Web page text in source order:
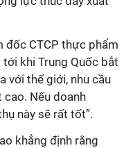
đốc CTCP thực phẩm
khi Trung Quốc bắt
với thế giới, nhu cầu
cao. Nếu doanh
này sẽ rất tốt”.
khẳng định rằng